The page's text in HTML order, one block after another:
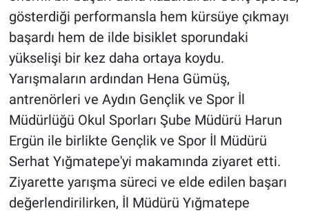
gösterdiği performansla hem kürsüye çıkmayı
başardı hem de ilde bisiklet sporundaki
yükselişi bir kez daha ortaya koydu.
Yarışmaların ardından Hena Gümüş,
antrenörleri ve Aydın Gençlik ve Spor İl
Müdürlüğü Okul Sporları Şube Müdürü Harun
Ergün ile birlikte Gençlik ve Spor İl Müdürü
Serhat Yığmatepe'yi makamında ziyaret etti.
Ziyarette yarışma süreci ve elde edilen başarı
değerlendirilirken, İl Müdürü Yığmatepe